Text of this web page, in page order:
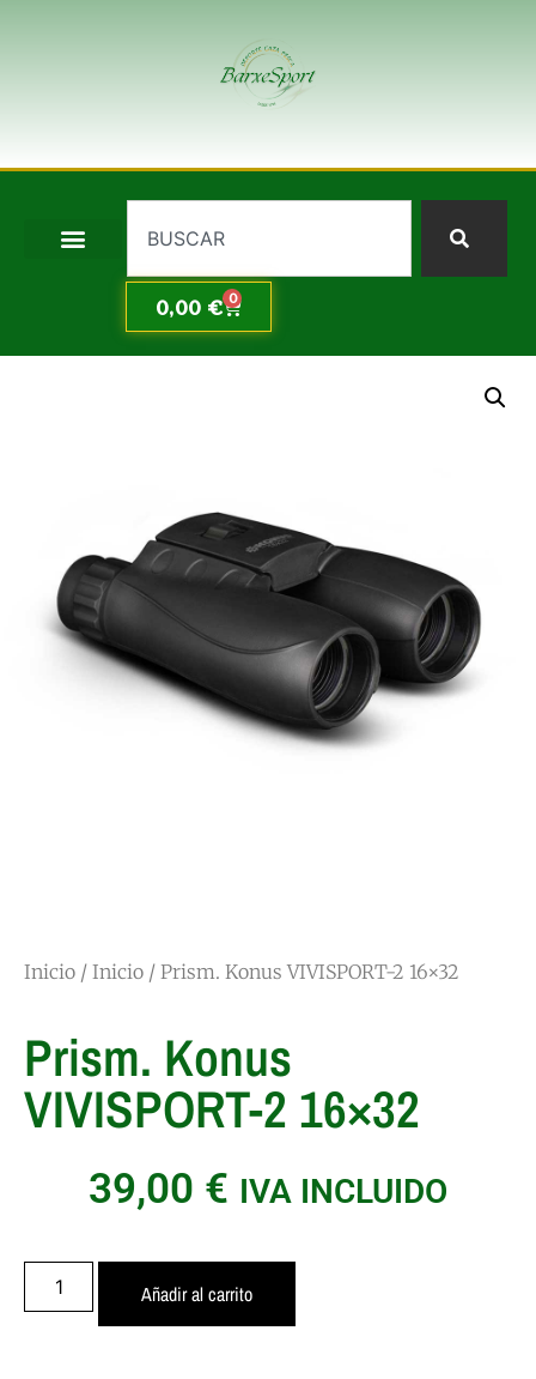
0,00€ 0
Inicio / Inicio / Prism. Konus VIVISPORT-2 16×32
Prism. Konus
VIVISPORT-2 16×32
39,00 € IVA INCLUIDO
Añadir al carrito